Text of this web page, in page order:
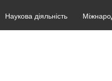
Наукова діяльність